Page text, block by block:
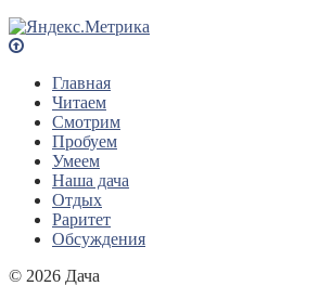
Главная
Читаем
Смотрим
Пробуем
Умеем
Наша дача
Отдых
Раритет
Обсуждения
© 2026 Дача